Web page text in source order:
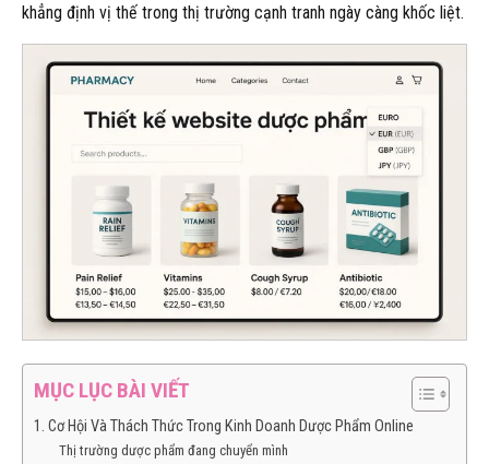
khẳng định vị thế trong thị trường cạnh tranh ngày càng khốc liệt.
MỤC LỤC BÀI VIẾT
1. Cơ Hội Và Thách Thức Trong Kinh Doanh Dược Phẩm Online
Thị trường dược phẩm đang chuyển mình